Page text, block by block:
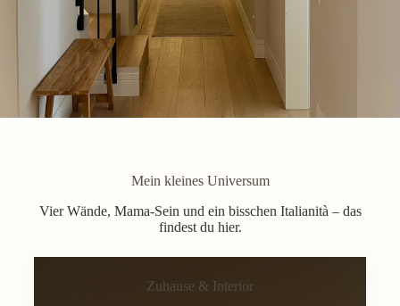
Mein kleines Universum
Vier Wände, Mama-Sein und ein bisschen Italianità – das
findest du hier.
Zuhause & Interior